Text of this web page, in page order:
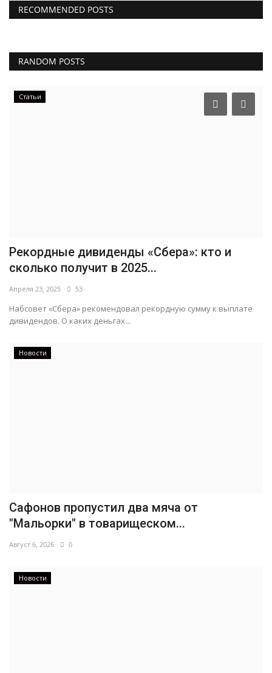
RECOMMENDED POSTS
RANDOM POSTS
Статьи
Рекордные дивиденды «Сбера»: кто и
сколько получит в 2025...
Апреля 23, 2025 53
Набсовет «Сбера» рекомендовал рекордную сумму к выплате
дивидендов. О каких деньгах...
Новости
Сафонов пропустил два мяча от
"Мальорки" в товарищеском...
Август 6, 2026 0
Новости